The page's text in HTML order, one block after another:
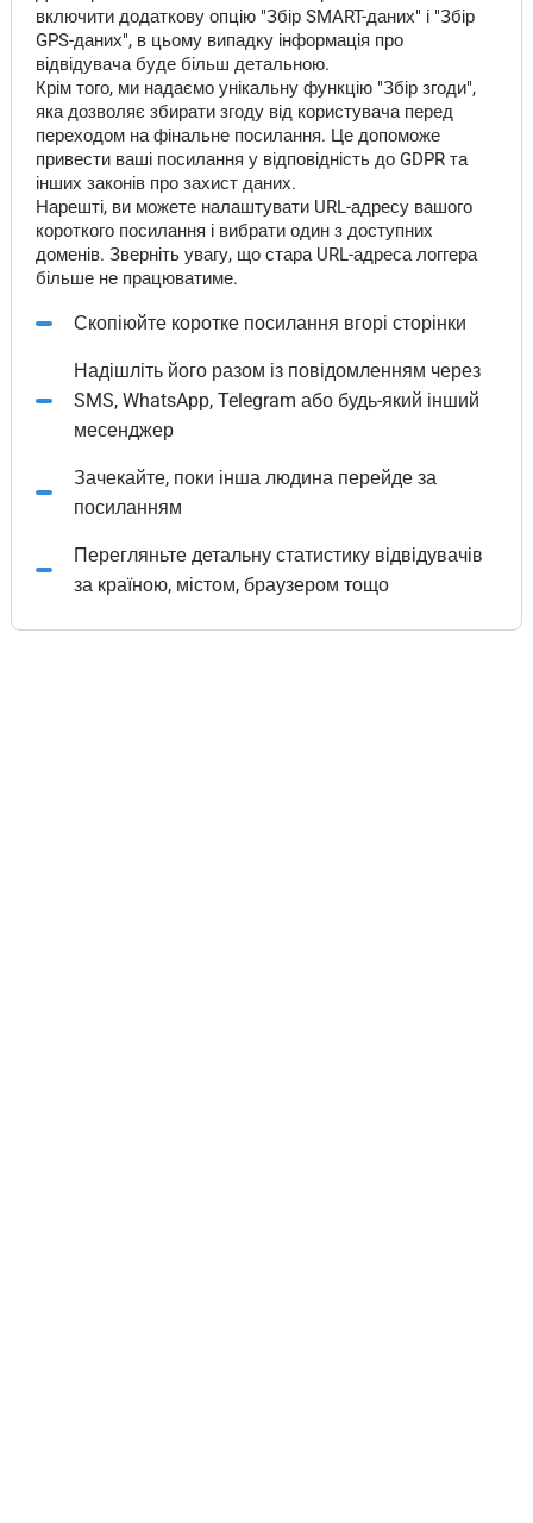
включити додаткову опцію "Збір SMART-даних" і "Збір
GPS-даних", в цьому випадку інформація про
відвідувача буде більш детальною.
Крім того, ми надаємо унікальну функцію "Збір згоди",
яка дозволяє збирати згоду від користувача перед
переходом на фінальне посилання. Це допоможе
привести ваші посилання у відповідність до GDPR та
інших законів про захист даних.
Нарешті, ви можете налаштувати URL-адресу вашого
короткого посилання і вибрати один з доступних
доменів. Зверніть увагу, що стара URL-адреса логгера
більше не працюватиме.
Скопіюйте коротке посилання вгорі сторінки
Надішліть його разом із повідомленням через
SMS, WhatsApp, Telegram або будь-який інший
месенджер
Зачекайте, поки інша людина перейде за
посиланням
Перегляньте детальну статистику відвідувачів
за країною, містом, браузером тощо